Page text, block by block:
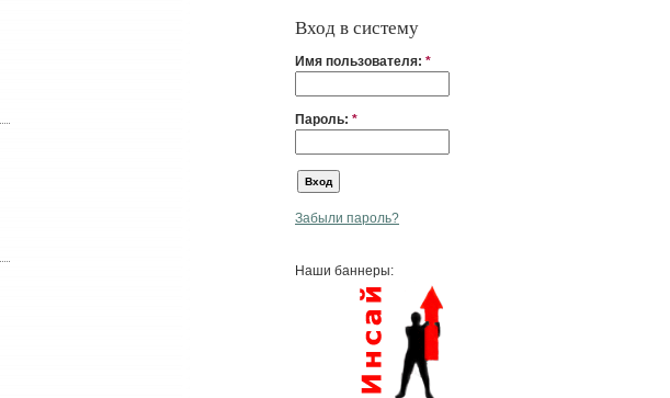
Вход в систему
Имя пользователя: *
Пароль: *
Забыли пароль?
Наши баннеры: